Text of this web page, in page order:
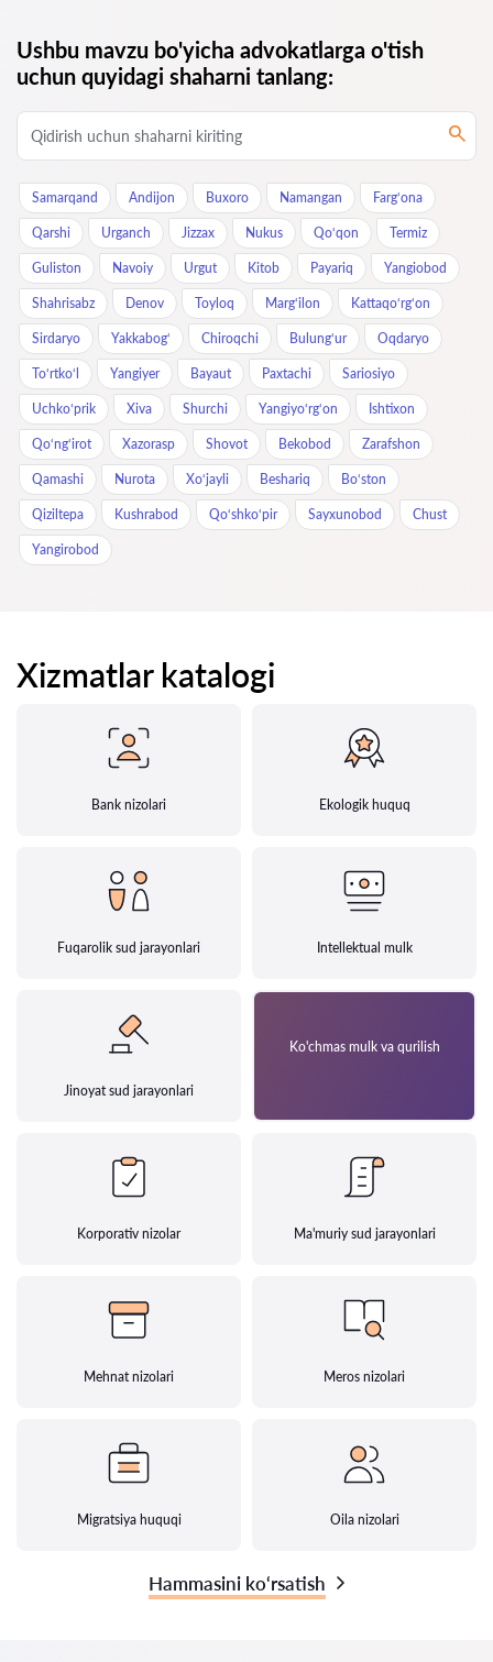
Ushbu mavzu bo'yicha advokatlarga o'tish
uchun quyidagi shaharni tanlang:
Samarqand Andijon Buxoro Namangan Farg‘ona
Qarshi Urganch Jizzax Nukus Qo‘qon Termiz
Guliston Navoiy Urgut Kitob Payariq Yangiobod
Shahrisabz Denov Toyloq Marg‘ilon Kattaqo‘rg‘on
Sirdaryo Yakkabog‘ Chiroqchi Bulung‘ur Oqdaryo
To‘rtko‘l Yangiyer Bayaut Paxtachi Sariosiyo
Uchkoʻprik Xiva Shurchi Yangiyo‘rg‘on Ishtixon
Qo‘ng‘irot Xazorasp Shovot Bekobod Zarafshon
Qamashi Nurota Xo‘jayli Beshariq Bo‘ston
Qiziltepa Kushrabod Qo‘shko‘pir Sayxunobod Chust
Yangirobod
Xizmatlar katalogi
Bank nizolari Ekologik huquq
Fuqarolik sud jarayonlari Intellektual mulk
Jinoyat sud jarayonlari
Ko'chmas mulk va qurilish
Korporativ nizolar Ma'muriy sud jarayonlari
Mehnat nizolari Meros nizolari
Migratsiya huquqi Oila nizolari
Hammasini ko‘rsatish